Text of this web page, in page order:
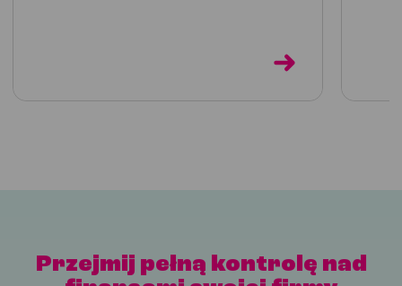
Przejmij pełną kontrolę nad